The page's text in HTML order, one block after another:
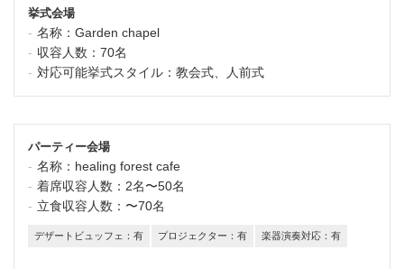
挙式会場
名称： Garden chapel
収容人数： 70名
対応可能挙式スタイル： 教会式、人前式
パーティー会場
名称： healing forest cafe
着席収容人数： 2名〜50名
立食収容人数： 〜70名
デザートビュッフェ：有 プロジェクター：有 楽器演奏対応：有